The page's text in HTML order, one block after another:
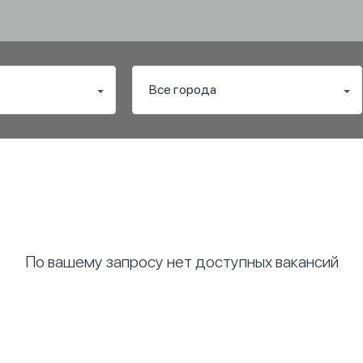
По вашему запросу нет доступных вакансий